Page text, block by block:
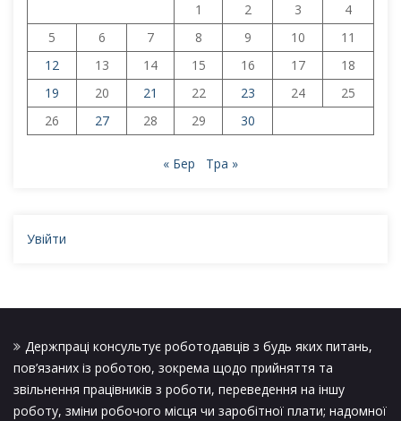
1
2 3
4
5
6 7 8 9 10
11
12
13 14 15 16 17
18
19
20 21 22 23 24
25
26
27 28 29 30
« Бер Тра »
Увійти
Держпраці консультує роботодавців з будь яких питань,
пов’язаних із роботою, зокрема щодо прийняття та
звільнення працівників з роботи, переведення на іншу
роботу, зміни робочого місця чи заробітної плати; надомної